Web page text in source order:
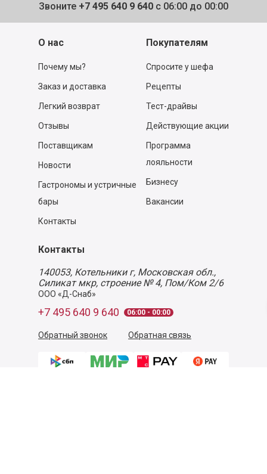
Звоните +7 495 640 9 640 с 06:00 до 00:00
О нас
Почему мы?
Заказ и доставка
Легкий возврат
Отзывы
Поставщикам
Новости
Гастрономы и устричные
бары
Контакты
Покупателям
Спросите у шефа
Рецепты
Тест-драйвы
Действующие акции
Программа
лояльности
Бизнесу
Вакансии
Контакты
140053, Котельники г, Московская обл.,
Силикат мкр, строение № 4, Пом/Ком 2/6
ООО «Д-Снаб»
+7 495 640 9 640 06:00 - 00:00
Обратный звонок Обратная связь